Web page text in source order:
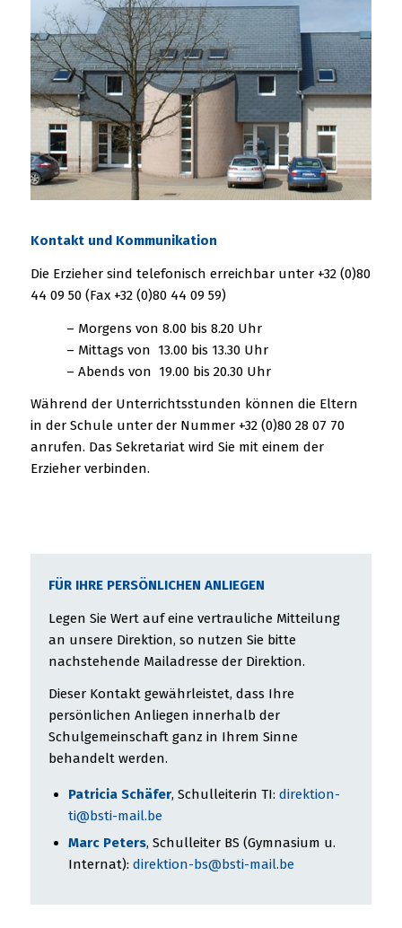
Kontakt und Kommunikation
Die Erzieher sind telefonisch erreichbar unter +32 (0)80
44 09 50 (Fax +32 (0)80 44 09 59)
– Morgens von 8.00 bis 8.20 Uhr
– Mittags von 13.00 bis 13.30 Uhr
– Abends von 19.00 bis 20.30 Uhr
Während der Unterrichtsstunden können die Eltern
in der Schule unter der Nummer +32 (0)80 28 07 70
anrufen. Das Sekretariat wird Sie mit einem der
Erzieher verbinden.
FÜR IHRE PERSÖNLICHEN ANLIEGEN
Legen Sie Wert auf eine vertrauliche Mitteilung
an unsere Direktion, so nutzen Sie bitte
nachstehende Mailadresse der Direktion.
Dieser Kontakt gewährleistet, dass Ihre
persönlichen Anliegen innerhalb der
Schulgemeinschaft ganz in Ihrem Sinne
behandelt werden.
Patricia Schäfer, Schulleiterin TI: direktion-
ti@bsti-mail.be
Marc Peters, Schulleiter BS (Gymnasium u.
Internat): direktion-bs@bsti-mail.be